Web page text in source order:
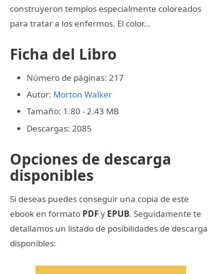
construyeron templos especialmente coloreados
para tratar a los enfermos. El color…
Ficha del Libro
Número de páginas: 217
Autor: Morton Walker
Tamaño: 1.80 - 2.43 MB
Descargas: 2085
Opciones de descarga
disponibles
Si deseas puedes conseguir una copia de este
ebook en formato PDFy EPUB. Seguidamente te
detallamos un listado de posibilidades de descarga
disponibles: